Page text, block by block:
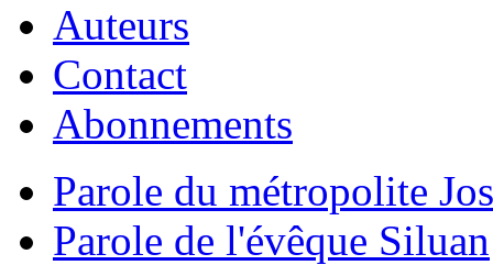
Auteurs
Contact
Abonnements
Parole du métropolite
Parole de l'évêque Siluan